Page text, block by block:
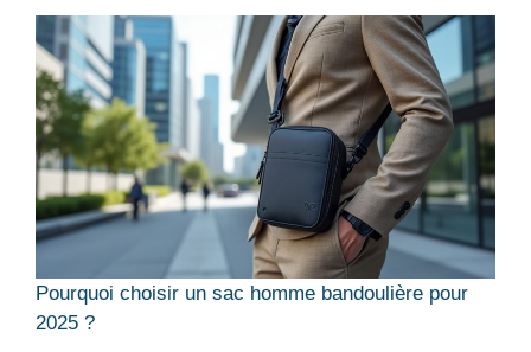
Pourquoi choisir un sac homme bandoulière pour
2025 ?